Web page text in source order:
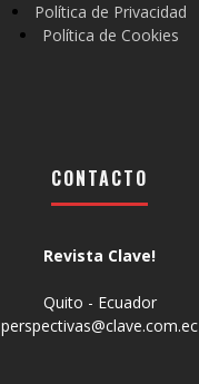
Política de Privacidad
Política de Cookies
CONTACTO
Revista Clave!
Quito - Ecuador
perspectivas@clave.com.ec